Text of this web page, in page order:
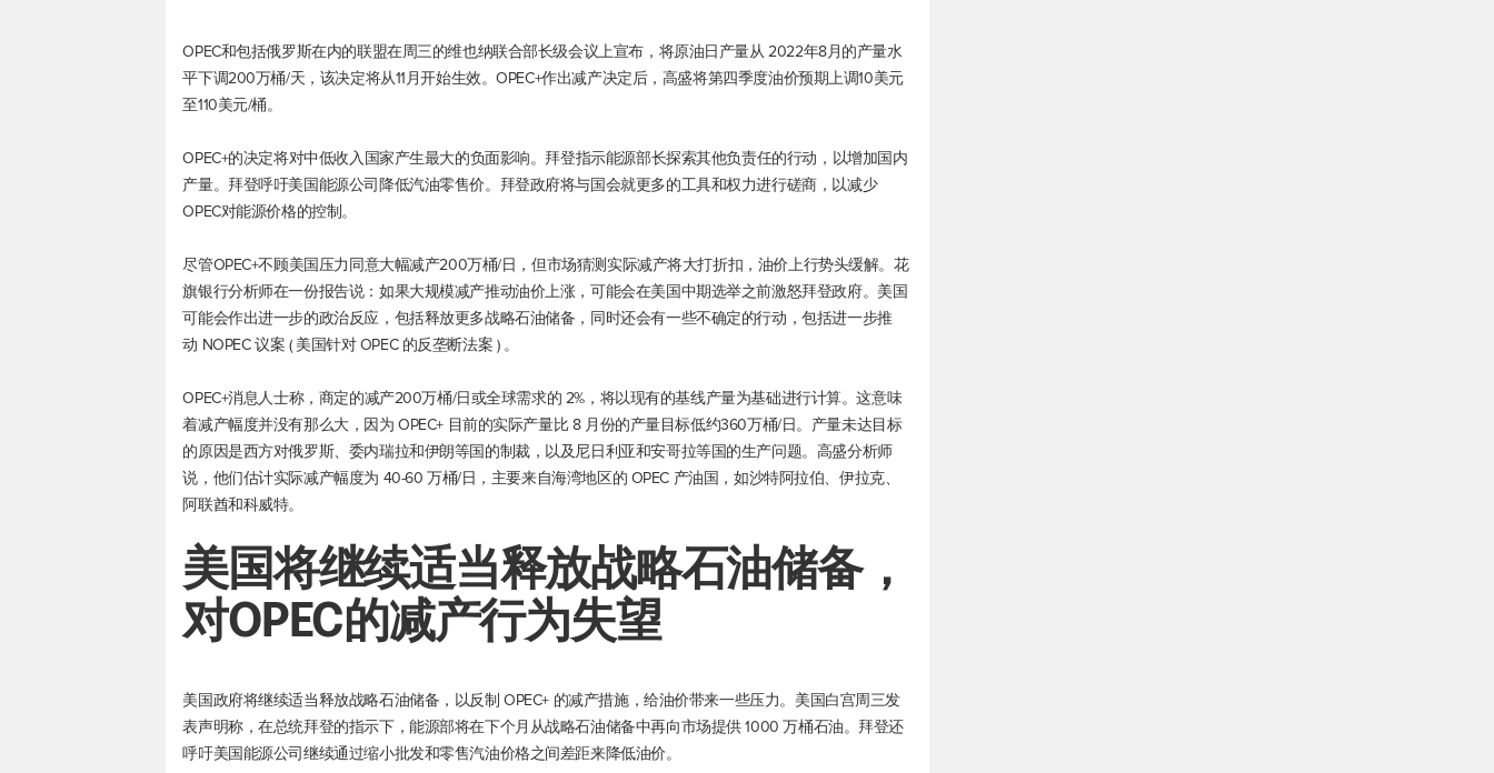
OPEC和包括俄罗斯在内的联盟在周三的维也纳联合部长级会议上宣布，将原油日产量从 2022年8月的产量水
平下调200万桶/天，该决定将从11月开始生效。OPEC+作出减产决定后，高盛将第四季度油价预期上调10美元
至110美元/桶。
OPEC+的决定将对中低收入国家产生最大的负面影响。拜登指示能源部长探索其他负责任的行动，以增加国内
产量。拜登呼吁美国能源公司降低汽油零售价。拜登政府将与国会就更多的工具和权力进行磋商，以减少
OPEC对能源价格的控制。
尽管OPEC+不顾美国压力同意大幅减产200万桶/日，但市场猜测实际减产将大打折扣，油价上行势头缓解。花
旗银行分析师在一份报告说：如果大规模减产推动油价上涨，可能会在美国中期选举之前激怒拜登政府。美国
可能会作出进一步的政治反应，包括释放更多战略石油储备，同时还会有一些不确定的行动，包括进一步推
动 NOPEC 议案 ( 美国针对 OPEC 的反垄断法案 ) 。
OPEC+消息人士称，商定的减产200万桶/日或全球需求的 2%，将以现有的基线产量为基础进行计算。这意味
着减产幅度并没有那么大，因为 OPEC+ 目前的实际产量比 8 月份的产量目标低约360万桶/日。产量未达目标
的原因是西方对俄罗斯、委内瑞拉和伊朗等国的制裁，以及尼日利亚和安哥拉等国的生产问题。高盛分析师
说，他们估计实际减产幅度为 40-60 万桶/日，主要来自海湾地区的 OPEC 产油国，如沙特阿拉伯、伊拉克、
阿联酋和科威特。
美国将继续适当释放战略石油储备，
对OPEC的减产行为失望
美国政府将继续适当释放战略石油储备，以反制 OPEC+ 的减产措施，给油价带来一些压力。美国白宫周三发
表声明称，在总统拜登的指示下，能源部将在下个月从战略石油储备中再向市场提供 1000 万桶石油。拜登还
呼吁美国能源公司继续通过缩小批发和零售汽油价格之间差距来降低油价。